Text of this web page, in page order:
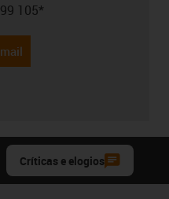
105*
Críticas e elogios